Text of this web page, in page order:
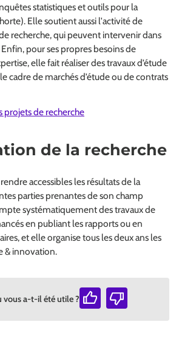
statistiques et outils pour la
Elle soutient aussi l'activité de
recherche, qui peuvent intervenir dans
pour ses propres besoins de
elle fait réaliser des travaux d’étude
cadre de marchés d’étude ou de contrats
projets de recherche
de la recherche
accessibles les résultats de la
parties prenantes de son champ
systématiquement des travaux de
en publiant les rapports ou en
et elle organise tous les deux ans les
& innovation.
vous a-t-il été utile ?